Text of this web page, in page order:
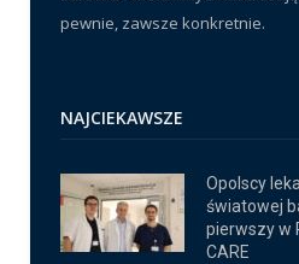
pewnie, zawsze konkretnie.
NAJCIEKAWSZE
Opolscy
światowej
pierwszy w
CARE